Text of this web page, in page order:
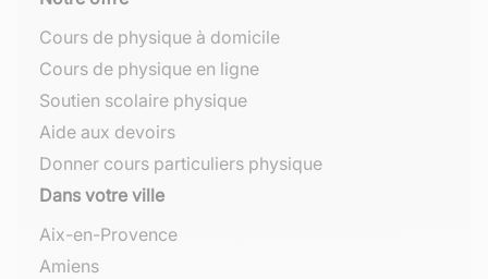
Cours de physique à domicile
Cours de physique en ligne
Soutien scolaire physique
Aide aux devoirs
Donner cours particuliers physique
Dans votre ville
Aix-en-Provence
Amiens